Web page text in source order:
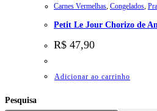
Carnes Vermelhas, Congelados,
Petit Le Jour Chorizo de
R$ 47,90
Adicionar ao carrinho
Pesquisa